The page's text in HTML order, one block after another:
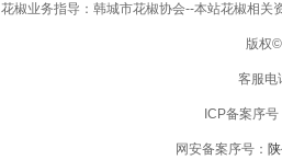
花椒业务指导：韩城市花椒协会--本站花椒相关
版权
客服电
ICP备案序号
网安备案序号：